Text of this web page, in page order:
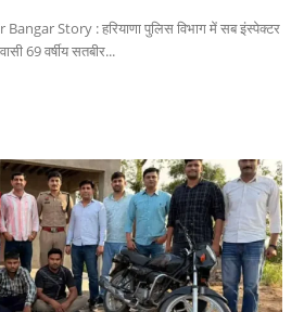
Story : हरियाणा पुलिस विभाग में सब इंस्पेक्टर
69 वर्षीय सतबीर...